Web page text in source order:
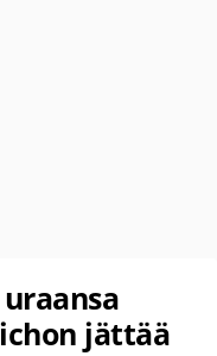
jättää